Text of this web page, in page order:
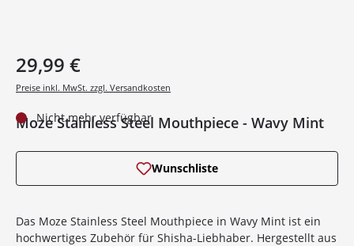
Moze Stainless Steel Mouthpiece - Wavy Mint
29,99 €
Preise inkl. MwSt. zzgl. Versandkosten
Nicht mehr verfügbar
Wunschliste
Das Moze Stainless Steel Mouthpiece in Wavy Mint ist ein
hochwertiges Zubehör für Shisha-Liebhaber. Hergestellt aus